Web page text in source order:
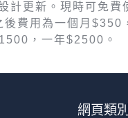
計更新。現時可免費
費用為一個月$350
，一年$2500。
網頁類別